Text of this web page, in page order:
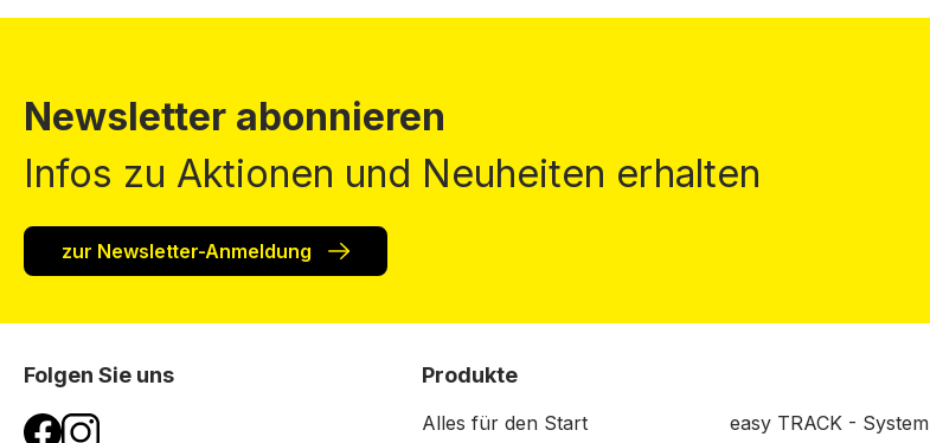
Newsletter abonnieren
Infos zu Aktionen und Neuheiten erhalten
zur Newsletter-Anmeldung
Folgen Sie uns Produkte
Alles für den Start
easy TRACK - System